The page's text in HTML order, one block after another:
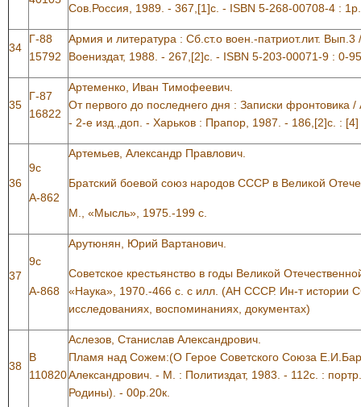
Сов.Россия, 1989. - 367,[1]с. - ISBN 5-268-00708-4 :
34
Г-88
15792
Армия и литература : Сб.ст.о воен.-патриот.лит.
Воениздат, 1988. - 267,[2]с. - ISBN 5-203-00071-9 : 0-
35
Г-87
16822
Артеменко, Иван Тимофеевич.
От первого до последнего дня : Записки фронтовика
- 2-е изд.,доп. - Харьков : Прапор, 1987. - 186,[2]с. :
36
9с
А-862
Артемьев, Александр Правлович.
Братский боевой союз народов СССР в Великой
М., «Мысль», 1975.-199 с.
37
9с
А-868
Арутюнян, Юрий Вартанович.
Советское крестьянство в годы Великой
«Наука», 1970.-466 с. с илл. (АН СССР. Ин-т истории
исследованиях, воспоминаниях, документах)
38
В
110820
Аслезов, Станислав Александрович.
Пламя над Сожем:(О Герое Советского Союза
Александрович. - М. : Политиздат, 1983. - 112с. :
Родины). - 00р.20к.